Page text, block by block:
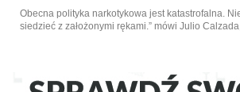
Obecna polityka narkotykowa jest katastrofalna.
siedzieć z założonymi rękami.” mówi Julio